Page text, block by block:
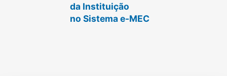
da Instituição
no Sistema e-MEC